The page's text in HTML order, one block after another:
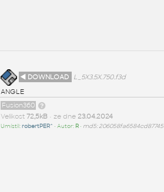
◄ DOWNLOAD
L_5X3.5X.750.f3d
ANGLE
Fusion360
Velikost 72,5kB• ze dne 23.04.2024
Umístil:robertPER^ • Autor: R• md5: